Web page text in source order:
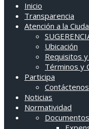
Inicio
Transparencia
Atención a la
Ubicación
Requisitos
Términos y
Participa
Contáctenos
Noticias
Normatividad
Documentos